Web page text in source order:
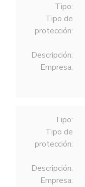
Tipo:
Tipo de
protección:
Descripción:
Empresa:
Tipo:
Tipo de
protección:
Descripción:
Empresa: